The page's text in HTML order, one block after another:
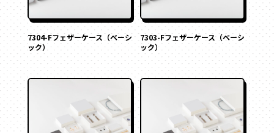
7304-Fフェザーケース（ベーシ
ック）
7303-Fフェザーケース（ベーシ
ック）